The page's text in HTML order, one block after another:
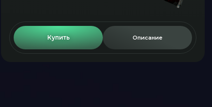
Купить Описание